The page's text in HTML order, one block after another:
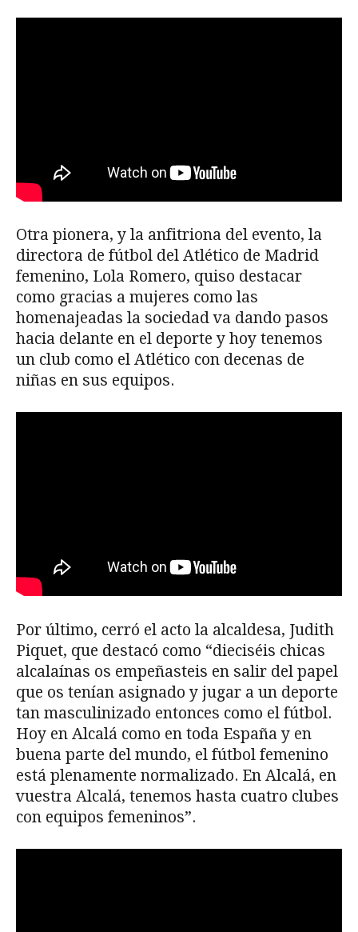
Otra pionera, y la anfitriona del evento, la
directora de fútbol del Atlético de Madrid
femenino, Lola Romero, quiso destacar
como gracias a mujeres como las
homenajeadas la sociedad va dando pasos
hacia delante en el deporte y hoy tenemos
un club como el Atlético con decenas de
niñas en sus equipos.
Por último, cerró el acto la alcaldesa, Judith
Piquet, que destacó como “dieciséis chicas
alcalaínas os empeñasteis en salir del papel
que os tenían asignado y jugar a un deporte
tan masculinizado entonces como el fútbol.
Hoy en Alcalá como en toda España y en
buena parte del mundo, el fútbol femenino
está plenamente normalizado. En Alcalá, en
vuestra Alcalá, tenemos hasta cuatro clubes
con equipos femeninos”.